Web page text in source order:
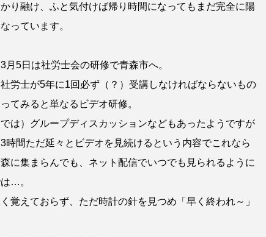
り融け、ふと気付けば帰り時間になってもまだ完全に陽
っています。
月5日は社労士会の研修で青森市へ。
社労士が5年に1回必ず（？）受講しなければならないもの
てみると単なるビデオ研修。
は）グループディスカッションなどもあったようですが
時間ただ延々とビデオを見続けるという内容でこれなら
に集まらんでも、ネット配信でいつでも見られるように
…。
覚えておらず、ただ時計の針を見つめ「早く終われ～」